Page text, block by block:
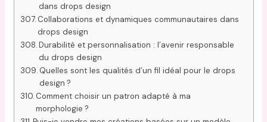
dans drops design
Collaborations et dynamiques communautaires dans
drops design
Durabilité et personnalisation : l’avenir responsable
du drops design
Quelles sont les qualités d’un fil idéal pour le drops
design ?
Comment choisir un patron adapté à ma
morphologie ?